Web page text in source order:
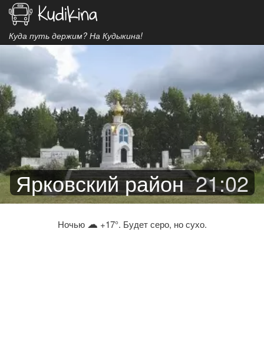
Куда путь держим? На Кудыкина!
Ярковский район 21:02
Ночью ☁ +17°. Будет серо, но сухо.